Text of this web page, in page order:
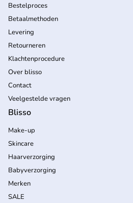
Bestelproces
Betaalmethoden
Levering
Retourneren
Klachtenprocedure
Over blisso
Contact
Veelgestelde vragen
Blisso
Make-up
Skincare
Haarverzorging
Babyverzorging
Merken
SALE